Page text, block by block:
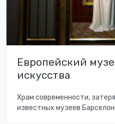
Европейский
искусства
Храм современности,
известных музеев